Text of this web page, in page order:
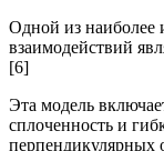
Одной из наиболее
взаимодействий
[6]
Эта модель
сплоченность и
перпендикулярных